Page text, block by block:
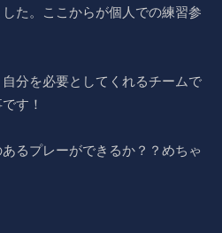
た。ここからが個人での練習参
分を必要としてくれるチームで
す！
るプレーができるか？？めちゃ